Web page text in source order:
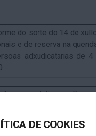
DE COOKIES
do sorte do 14 de
e de reserva na
adxudicatarias de
Anuncio relativo ao
instalación de nova ERM
IN627A 2024/4-1